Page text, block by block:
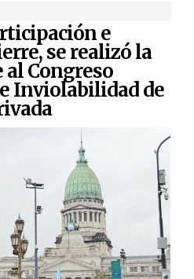
e
se realizó la
Congreso
Inviolabilidad de